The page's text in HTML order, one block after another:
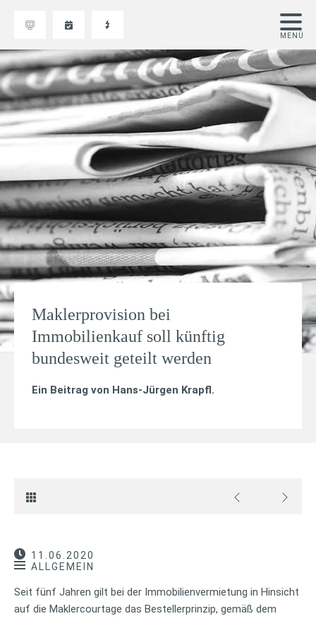
Maklerprovision bei
Immobilienkauf soll künftig
bundesweit geteilt werden
Ein Beitrag von Hans-Jürgen Krapfl.
11.06.2020
ALLGEMEIN
Seit fünf Jahren gilt bei der Immobilienvermietung in Hinsicht
auf die Maklercourtage das Bestellerprinzip, gemäß dem